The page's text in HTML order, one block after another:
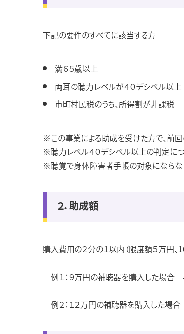
下記の要件のすべてに該当する方
満６５歳以上
両耳の聴力レベルが４０デシベル以上
市町村民税のうち、所得割が非課税
※この事業による助成を受けた方で、前
※聴力レベル４０デシベル以上の判定につ
※聴覚で身体障害者手帳の対象にならな
２．助成額
購入費用の２分の１以内（限度額５万円、
例１：９万円の補聴器を購入した場
例２：１２万円の補聴器を購入した